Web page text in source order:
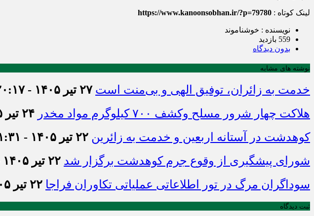
لینک کوتاه : https://www.kanoonsobhan.ir/?p=79780
نویسنده : خوشناموند
559 بازدید
بدون دیدگاه
نوشته های مشابه
خدمت به زائران، توفیق الهی و بی‌منت است ۲۷ تیر ۱۴۰۵ - ۲۰:۱۷
هلاکت چهار شرور مسلح وکشف ۷۰۰ کیلوگرم مواد مخدر
۲۴ تیر ۱۴۰۵ - ۰:۵۲
کوهدشت در آستانه اربعین و خدمت‌ به زائرین ۲۲ تیر ۱۴۰۵ - ۱:۳۱
شورای پیشگیری از وقوع جرم کوهدشت برگزار شد ۲۲ تیر ۱۴۰۵ - ۱:۲۴
سوداگران مرگ در تور اطلاعاتی عملیاتی تکاوران فراجا ۲۲ تیر ۱۴۰۵ - ۰:۴۳
ثبت دیدگاه